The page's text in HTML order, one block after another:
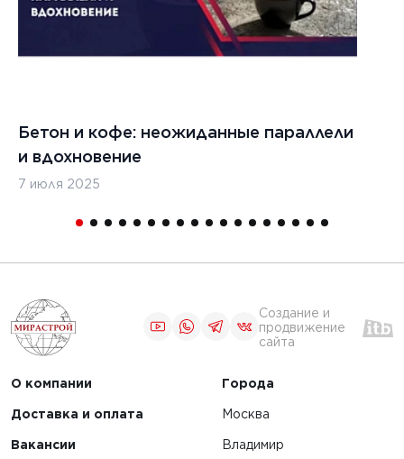
Бетон и кофе: неожиданные параллели
и вдохновение
7 июля 2025
Создание и
продвижение
сайта
О компании
Доставка и оплата
Вакансии
Города
Москва
Владимир